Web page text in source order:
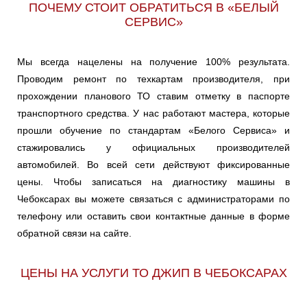
ПОЧЕМУ СТОИТ ОБРАТИТЬСЯ В «БЕЛЫЙ
СЕРВИС»
Мы всегда нацелены на получение 100% результата.
Проводим ремонт по техкартам производителя, при
прохождении планового ТО ставим отметку в паспорте
транспортного средства. У нас работают мастера, которые
прошли обучение по стандартам «Белого Сервиса» и
стажировались у официальных производителей
автомобилей. Во всей сети действуют фиксированные
цены. Чтобы записаться на диагностику машины в
Чебоксарах вы можете связаться с администраторами по
телефону или оставить свои контактные данные в форме
обратной связи на сайте.
ЦЕНЫ НА УСЛУГИ ТО ДЖИП В ЧЕБОКСАРАХ